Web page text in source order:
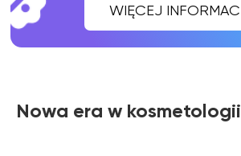
Nowa era w kosmetologii